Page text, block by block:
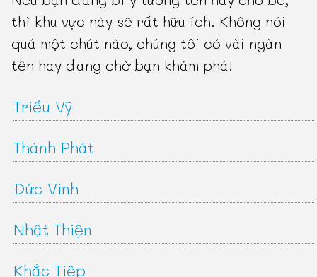
thì khu vực này sẽ rất hữu ích. Không nói
quá một chút nào, chúng tôi có vài ngàn
tên hay đang chờ bạn khám phá!
Triều Vỹ
Thành Phát
Đức Vinh
Nhật Thiện
Khắc Tiệp